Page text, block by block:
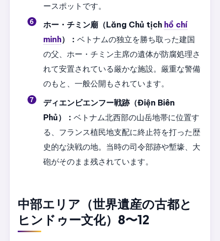
ースポットです。
ホー・チミン廟（Lăng Chủ tịch hồ chí
minh）： ベトナムの独立を勝ち取った建国
の父、ホー・チミン主席の遺体が防腐処理さ
れて安置されている厳かな施設。厳重な警備
のもと、一般公開もされています。
ディエンビエンフー戦跡（Điện Biên
Phủ）： ベトナム北西部の山岳地帯に位置す
る、フランス植民地支配に終止符を打った歴
史的な決戦の地。当時の司令部跡や塹壕、大
砲がそのまま残されています。
中部エリア（世界遺産の古都と
ヒンドゥー文化）8〜12